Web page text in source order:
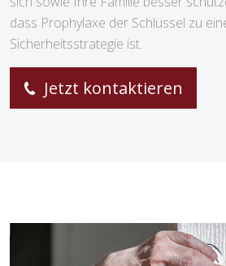
dass Prophylaxe der Schlüssel zu
Sicherheitsstrategie ist.
Jetzt kontaktieren